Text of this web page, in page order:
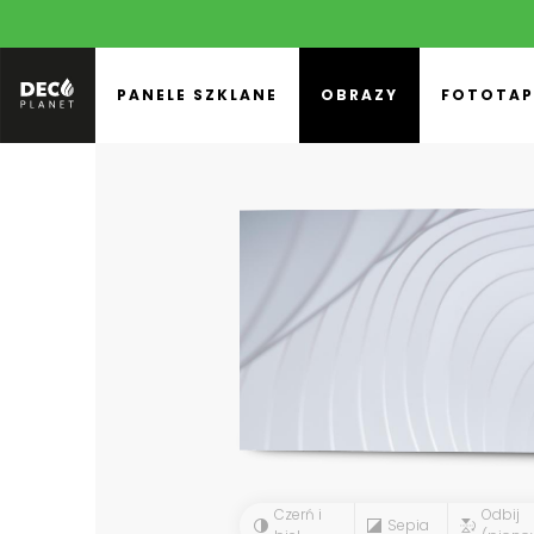
PANELE SZKLANE OBRAZY
Czerń i
Sepia
Odbij